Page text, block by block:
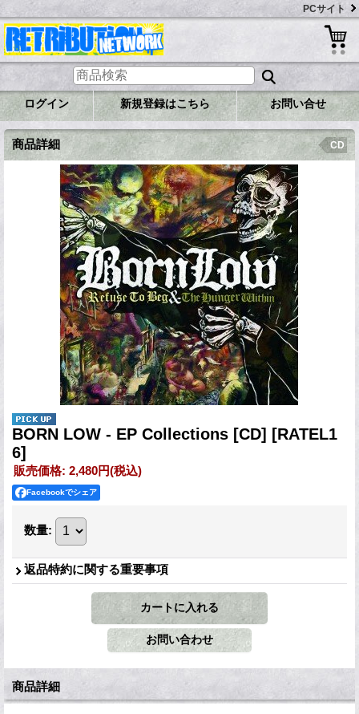
PCサイト
ログイン 新規登録はこちら お問い合せ
商品詳細 CD
BORN LOW - EP Collections [CD] [RATEL1
6]
販売価格: 2,480円(税込)
Facebookでシェア
数量:
返品特約に関する重要事項
商品詳細